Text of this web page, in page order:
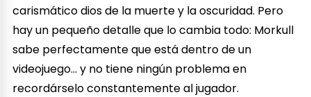
carismático dios de la muerte y la oscuridad. Pero
hay un pequeño detalle que lo cambia todo: Morkull
sabe perfectamente que está dentro de un
videojuego… y no tiene ningún problema en
recordárselo constantemente al jugador.